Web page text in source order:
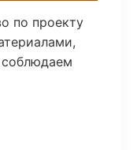
по проекту